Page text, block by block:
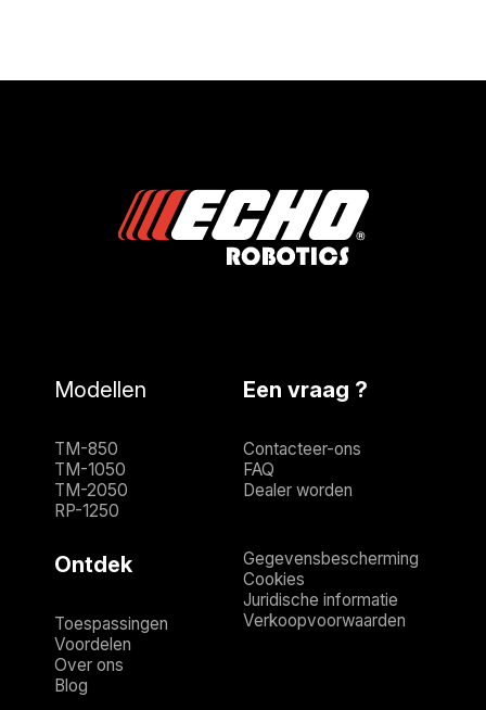
Modellen
TM-850
TM-1050
TM-2050
RP-1250
Een vraag ?
Contacteer-ons
FAQ
Dealer worden
Ontdek
Toespassingen
Voordelen
Over ons
Blog
Gegevensbescherming
Cookies
Juridische informatie
Verkoopvoorwaarden